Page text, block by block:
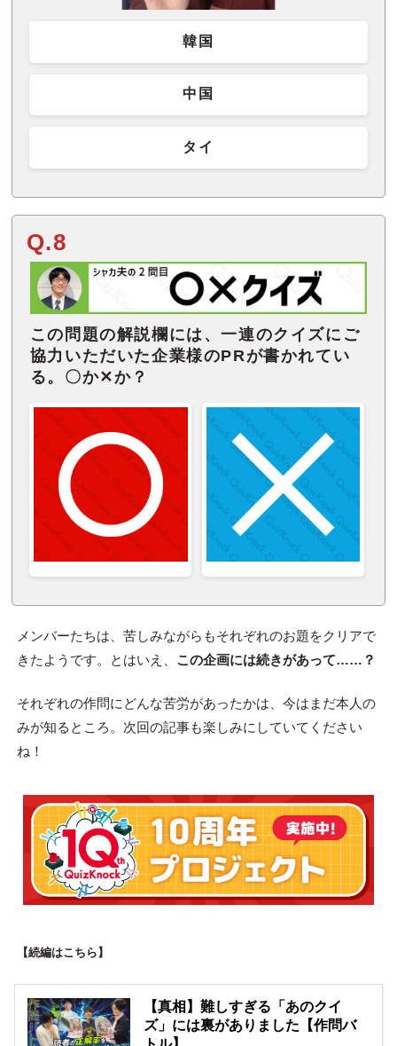
韓国
中国
タイ
Q.8
この問題の解説欄には、一連のクイズにご
協力いただいた企業様のPRが書かれてい
る。〇か✕か？
メンバーたちは、苦しみながらもそれぞれのお題をクリアで
きたようです。とはいえ、 この企画には続きがあって……？
それぞれの作問にどんな苦労があったかは、今はまだ本人の
みが知るところ。次回の記事も楽しみにしていてください
ね！
【続編はこちら】
【真相】難しすぎる「あのクイ
ズ」には裏がありました【作問バ